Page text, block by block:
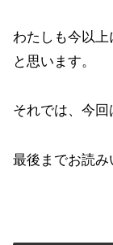
わたしも今以
と思います。
それでは、今回
最後までお読み